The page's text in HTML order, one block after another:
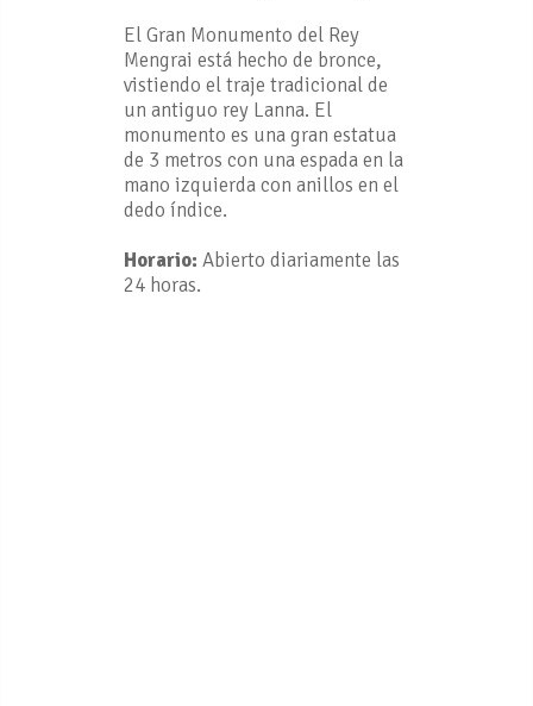
El Gran Monumento del Rey
Mengrai está hecho de bronce,
vistiendo el traje tradicional de
un antiguo rey Lanna. El
monumento es una gran estatua
de 3 metros con una espada en la
mano izquierda con anillos en el
dedo índice.
Horario: Abierto diariamente las
24 horas.